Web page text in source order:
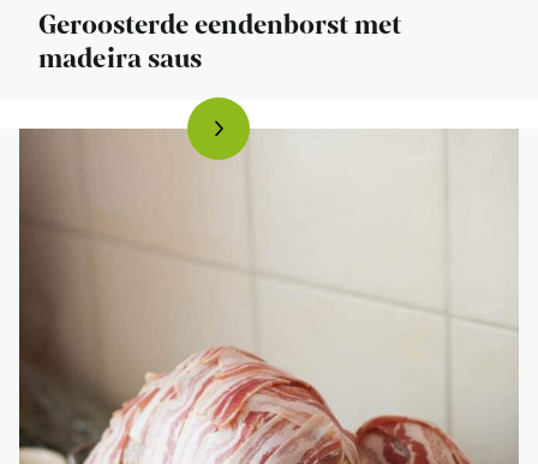
Geroosterde eendenborst met
madeira saus